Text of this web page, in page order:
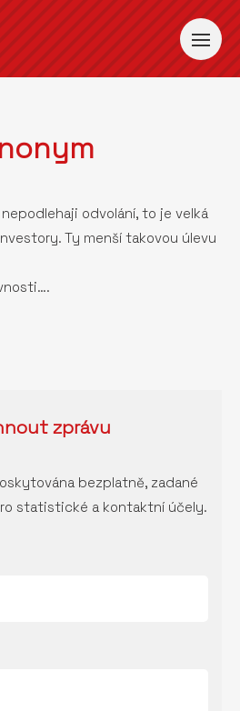
odvolání, to je velká
Ty menší takovou úlevu
zprávu
bezplatně, zadané
statistické a kontaktní účely.